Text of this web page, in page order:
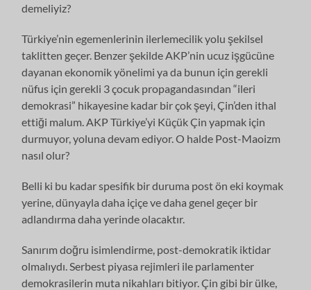
demeliyiz?
Türkiye’nin egemenlerinin ilerlemecilik yolu şekilsel
taklitten geçer. Benzer şekilde AKP’nin ucuz işgücüne
dayanan ekonomik yönelimi ya da bunun için gerekli
nüfus için gerekli 3 çocuk propagandasından “ileri
demokrasi” hikayesine kadar bir çok şeyi, Çin’den ithal
ettiği malum. AKP Türkiye’yi Küçük Çin yapmak için
durmuyor, yoluna devam ediyor. O halde Post-Maoizm
nasıl olur?
Belli ki bu kadar spesifik bir duruma post ön eki koymak
yerine, dünyayla daha içiçe ve daha genel geçer bir
adlandırma daha yerinde olacaktır.
Sanırım doğru isimlendirme, post-demokratik iktidar
olmalıydı. Serbest piyasa rejimleri ile parlamenter
demokrasilerin muta nikahları bitiyor. Çin gibi bir ülke,